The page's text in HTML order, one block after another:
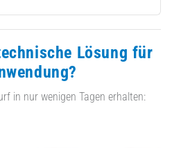
Lösung für
in nur wenigen Tagen erhalten: